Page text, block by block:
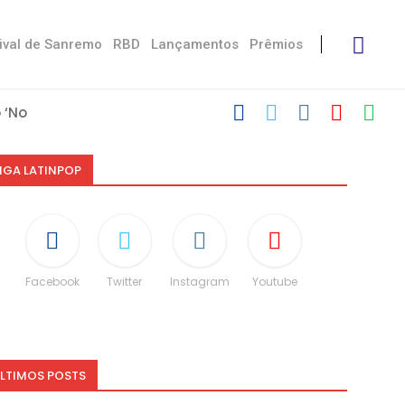
de Sanremo RBD Lançamentos Prêmios
Stress’
LATINPOP
Facebook Twitter Instagram Youtube
POSTS